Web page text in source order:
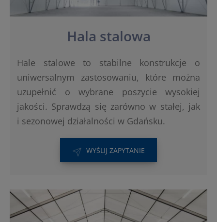
Hala stalowa
Hale stalowe to stabilne konstrukcje o
uniwersalnym zastosowaniu, które można
uzupełnić o wybrane poszycie wysokiej
jakości. Sprawdzą się zarówno w stałej, jak
i sezonowej działalności w Gdańsku.
WYŚLIJ ZAPYTANIE